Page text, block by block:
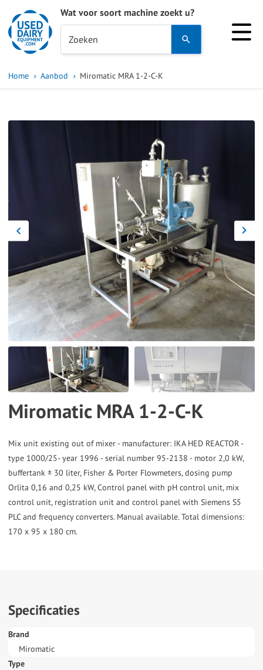
Wat voor soort machine zoekt u?
Zoeken
and
select
a
result.
Press
enter
to
go
to
the
selected
search
result.
Touch
device
users
use
and
swipe
gestures.
Home Aanbod Miromatic MRA 1-2-C-K
Miromatic MRA 1-2-C-K
Mix unit existing out of mixer - manufacturer: IKA HED REACTOR -
type 1000/25- year 1996 - serial number 95-2138 - motor 2,0 kW,
buffertank ± 30 liter, Fisher & Porter Flowmeters, dosing pump
Orlita 0,16 and 0,25 kW, Control panel with pH control unit, mix
control unit, registration unit and control panel with Siemens S5
PLC and frequency converters. Manual available. Total dimensions:
Specificaties
Brand
Miromatic
Type